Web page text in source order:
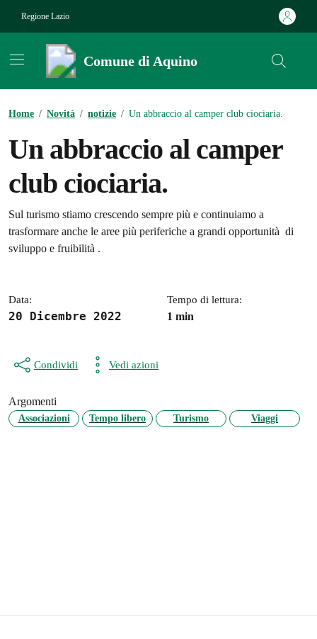
Regione Lazio
Comune di Aquino
Home / Novità / notizie / Un abbraccio al camper club ciociaria.
Un abbraccio al camper
club ciociaria.
Dettagli della notizia
Sul turismo stiamo crescendo sempre più e continuiamo a
trasformare anche le aree più periferiche a grandi opportunità di
sviluppo e fruibilità .
Data:
20 Dicembre 2022
Tempo di lettura:
1 min
Condividi Vedi azioni
Argomenti
Associazioni Tempo libero Turismo Viaggi